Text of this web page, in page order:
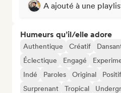
A ajouté à une
Humeurs qu’il/elle adore
Authentique Créatif
Éclectique
Engagé
Indé
Paroles Original Positif
Surprenant
Tropical